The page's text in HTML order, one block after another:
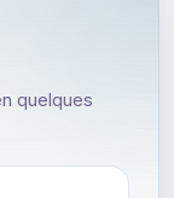
quelques